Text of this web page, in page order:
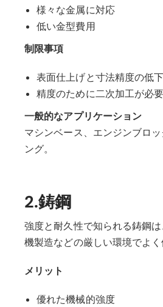
様々な金属に対応
低い金型費用
制限事項
表面仕上げと寸法精度の低下
精度のために二次加工が必要
一般的なアプリケーション
マシンベース、エンジンブロ
ング。
2.鋳鋼
強度と耐久性で知られる鋳鋼
機製造などの厳しい環境でよく
メリット
優れた機械的強度